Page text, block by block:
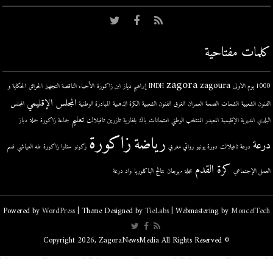
كلمات مفتاحية
1000 يوم الاولى INDH zagora zagoura إبراهيم دياز ابن زاكورة الأحياء الناقصة التجهيز الحرائق الحكاية و
الفنون الشعبية الشحات الصحة العمران الغرق الفنون الشعبية الكرة الذهبية المبادرة الوطنية المجلس الإقليمي المجلس
البلدي المديرية الإقليمية المعيدر المنتخب الوطني امتحانات باك بلغارية تازرين تافيلالت تعليم جماعة زاكورة حملة دباز
درعة درعة تافيلالت دورة يونيو روائي مغربي رياضةزاكورة زكونو ستارا زاكورة طه العياشي قسم
العمل الإجتماعي كرة القدم مجلة مهرجان نتائج الباكلوريا واد درعة
Powered byWordPress| Theme Designed byTieLabs| Webmastering byMoncefTech
© Copyright 2026, ZagoraNewsMedia All Rights Reserved